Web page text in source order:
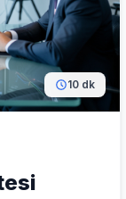
10 dk